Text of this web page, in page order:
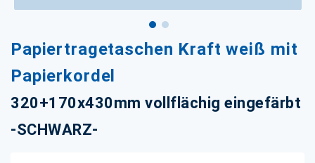
Papiertragetaschen Kraft weiß mit
Papierkordel
320+170x430mm vollflächig eingefärbt
-SCHWARZ-
Anfang
der
Bildgalerie
springen